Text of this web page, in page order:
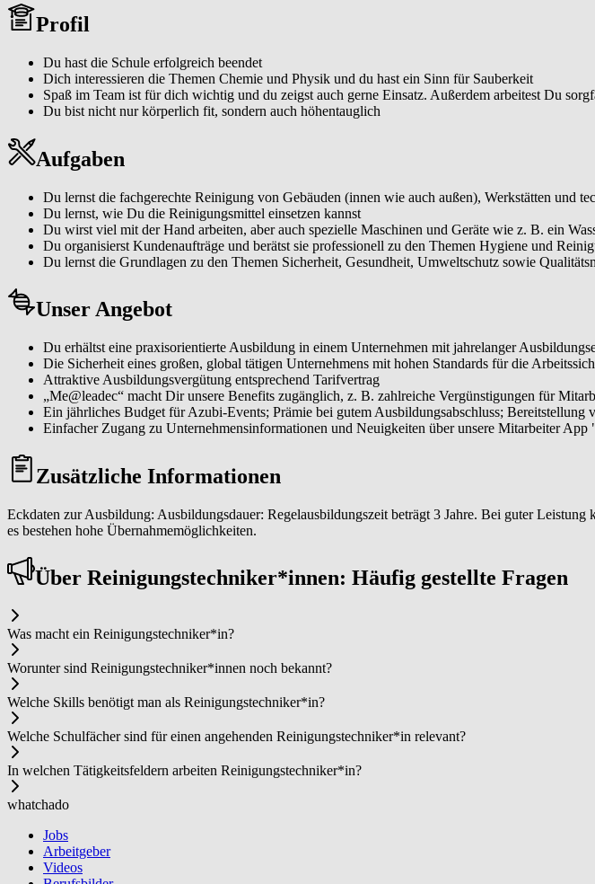
Profil
Du hast die Schule erfolgreich beendet
Dich interessieren die Themen Chemie und Physik und du hast ein Sinn für Sauberkeit
Spaß im Team ist für dich wichtig und du zeigst auch gerne Einsatz. Außerdem arbeitest Du
Du bist nicht nur körperlich fit, sondern auch höhentauglich
Aufgaben
Du lernst die fachgerechte Reinigung von Gebäuden (innen wie auch außen), Werkstätten und
Du lernst, wie Du die Reinigungsmittel einsetzen kannst
Du wirst viel mit der Hand arbeiten, aber auch spezielle Maschinen und Geräte wie z. B. ein
Du organisierst Kundenaufträge und berätst sie professionell zu den Themen Hygiene und
Du lernst die Grundlagen zu den Themen Sicherheit, Gesundheit, Umweltschutz sowie
Unser Angebot
Du erhältst eine praxisorientierte Ausbildung in einem Unternehmen mit jahrelanger
Die Sicherheit eines großen, global tätigen Unternehmens mit hohen Standards für die
Attraktive Ausbildungsvergütung entsprechend Tarifvertrag
„Me@leadec“ macht Dir unsere Benefits zugänglich, z. B. zahlreiche Vergünstigungen für
Ein jährliches Budget für Azubi-Events; Prämie bei gutem Ausbildungsabschluss; Bereitstellung
Einfacher Zugang zu Unternehmensinformationen und Neuigkeiten über unsere Mitarbeiter App
Zusätzliche Informationen
Eckdaten zur Ausbildung: Ausbildungsdauer: Regelausbildungszeit beträgt 3 Jahre. Bei guter
es bestehen hohe Übernahmemöglichkeiten.
Über Rei­ni­gungs­tech­ni­ker*in­nen: Häufig gestellte Fragen
Was macht ein Rei­ni­gungs­tech­ni­ker*in?
Worunter sind Rei­ni­gungs­tech­ni­ker*in­nen noch bekannt?
Welche Skills benötigt man als Rei­ni­gungs­tech­ni­ker*in?
Welche Schulfächer sind für einen angehenden Rei­ni­gungs­tech­ni­ker*in relevant?
In welchen Tätigkeitsfeldern arbeiten Rei­ni­gungs­tech­ni­ker*in?
whatchado
Jobs
Arbeitgeber
Videos